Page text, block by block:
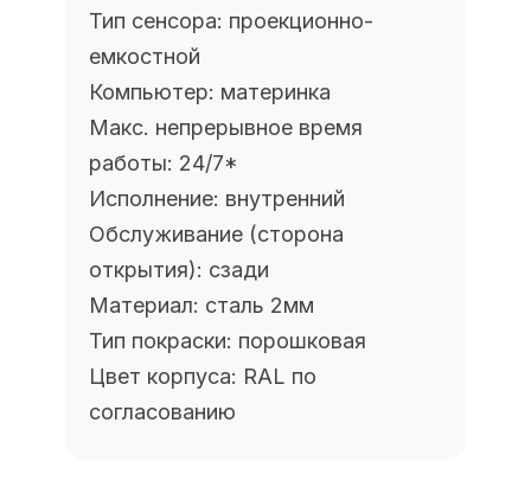
Тип сенсора: проекционно-
емкостной
Компьютер: материнка
Макс. непрерывное время
работы: 24/7*
Исполнение: внутренний
Обслуживание (сторона
открытия): сзади
Материал: сталь 2мм
Тип покраски: порошковая
Цвет корпуса: RAL по
согласованию